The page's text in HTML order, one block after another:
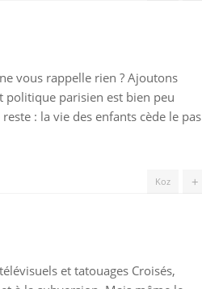
vous rappelle rien ? Ajoutons
politique parisien est bien peu
: la vie des enfants cède le pas
+
Koz
et tatouages Croisés,